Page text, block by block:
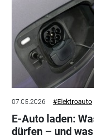
07.05.2026 #Elektroauto
E-Auto laden:
dürfen – und